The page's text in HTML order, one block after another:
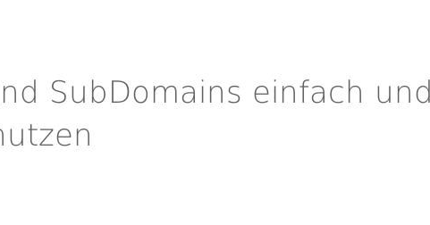
SubDomains einfach und